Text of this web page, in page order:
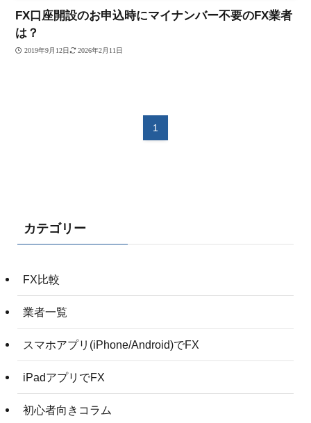
FX口座開設のお申込時にマイナンバー不要のFX業者
は？
2019年9月12日 2026年2月11日
1
カテゴリー
FX比較
業者一覧
スマホアプリ(iPhone/Android)でFX
iPadアプリでFX
初心者向きコラム